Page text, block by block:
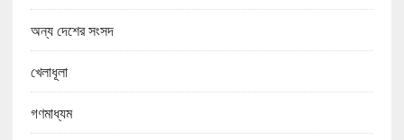
অন্য দেশের সংসদ
খেলাধূলা
গণমাধ্যম